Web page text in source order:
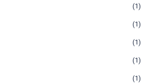
(1)
(1)
(1)
(1)
(1)